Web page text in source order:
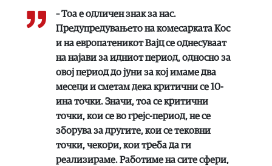
– Тоа е одличен знак за нас.
Предупредувањето на комесарката Кос
и на европатеникот Вајц се однесуваат
на најави за идниот период, односно за
овој период до јуни за кој имаме два
месеци и сметам дека критични се 10-
ина точки. Значи, тоа се критични
точки, кои се во грејс-период, не се
зборува за другите, кои се тековни
точки, чекори, кои треба да ги
реализираме. Работиме на сите сфери,